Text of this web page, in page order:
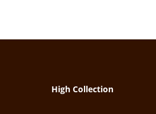
High Collection